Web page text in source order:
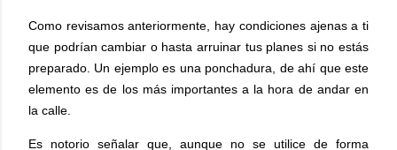
Como revisamos anteriormente, hay condiciones ajenas a ti
que podrían cambiar o hasta arruinar tus planes si no estás
preparado. Un ejemplo es una ponchadura, de ahí que este
elemento es de los más importantes a la hora de andar en
la calle.
Es notorio señalar que, aunque no se utilice de forma